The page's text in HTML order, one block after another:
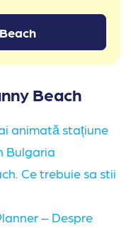
Beach
animată stațiune
Bulgaria
Ce trebuie sa stii
– Despre